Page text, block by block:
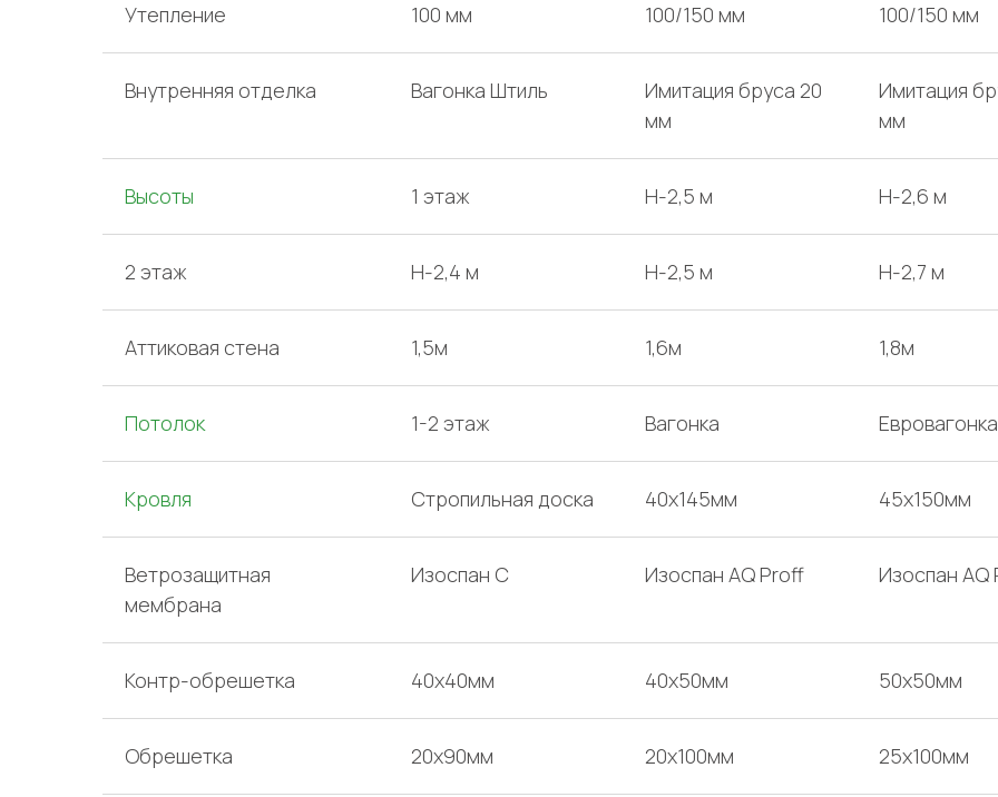
Утепление 100 мм 100/150 мм 100/150 мм
Внутренняя отделка Вагонка Штиль
Имитация бруса 20
мм
Имитация
мм
Высоты 1 этаж H-2,5 м H-2,6 м
2 этаж H-2,4 м H-2,5 м H-2,7 м
Аттиковая стена 1,5м 1,6м 1,8м
Потолок 1-2 этаж Вагонка Евровагонка
Кровля Стропильная доска 40х145мм 45х150мм
Ветрозащитная
мембрана
Изоспан С Изоспан AQ Proff Изоспан AQ
Контр-обрешетка 40х40мм 40х50мм 50х50мм
Обрешетка 20х90мм 20х100мм 25х100мм